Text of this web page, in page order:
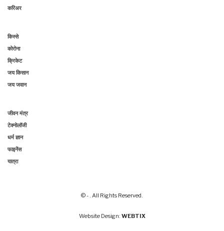
करिअर
किस्से
कोरोना
क्रिकेट
जय किसान
जय जवान
जीवन मंत्र
टेक्नोलॉजी
धर्म ज्ञान
फाइनेंस
यात्रा
© - . All Rights Reserved.
Website Design: WEBTIX